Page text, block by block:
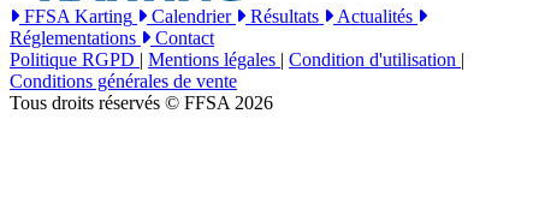
FFSA Karting Calendrier Résultats
Actualités
Réglementations
Contact
Politique RGPD | Mentions légales | Condition d'utilisation |
Conditions générales de vente
Tous droits réservés © FFSA 2026